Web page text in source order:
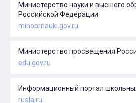
Министерство науки и высшего
Российской Федерации
minobrnauki.gov.ru
Министерство просвещения
edu.gov.ru
Информационный портал
rusla.ru